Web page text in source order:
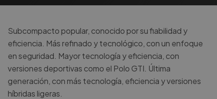
Subcompacto popular, conocido por su fiabilidad y
eficiencia. Más refinado y tecnológico, con un enfoque
en seguridad. Mayor tecnología y eficiencia, con
versiones deportivas como el Polo GTI. Última
generación, con más tecnología, eficiencia y versiones
híbridas ligeras.